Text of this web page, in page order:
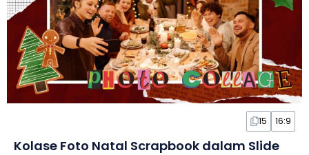
15 16:9
Kolase Foto Natal Scrapbook dalam Slide